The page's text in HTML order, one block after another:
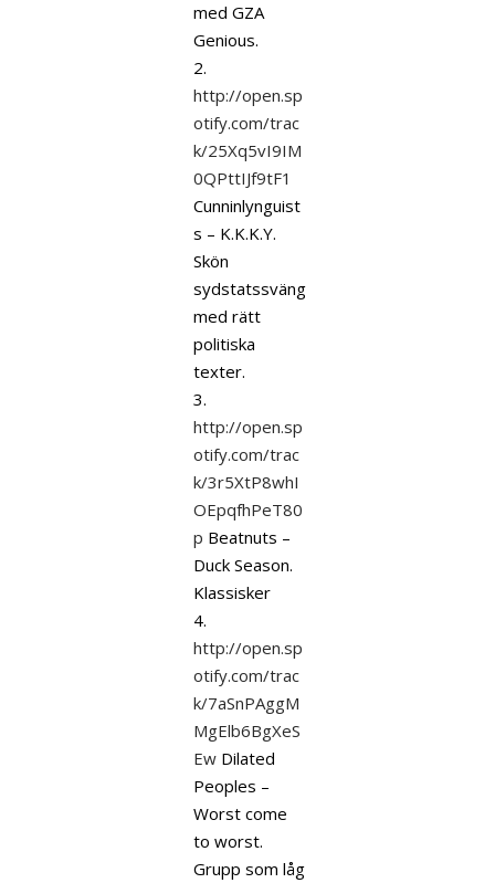
med GZA
Genious.
2.
http://open.sp
otify.com/trac
k/25Xq5vI9IM
0QPttIJf9tF1
Cunninlynguist
s – K.K.K.Y.
Skön
sydstatssväng
med rätt
politiska
texter.
3.
http://open.sp
otify.com/trac
k/3r5XtP8whI
OEpqfhPeT80
p Beatnuts –
Duck Season.
Klassisker
4.
http://open.sp
otify.com/trac
k/7aSnPAggM
MgElb6BgXeS
Ew Dilated
Peoples –
Worst come
to worst.
Grupp som låg